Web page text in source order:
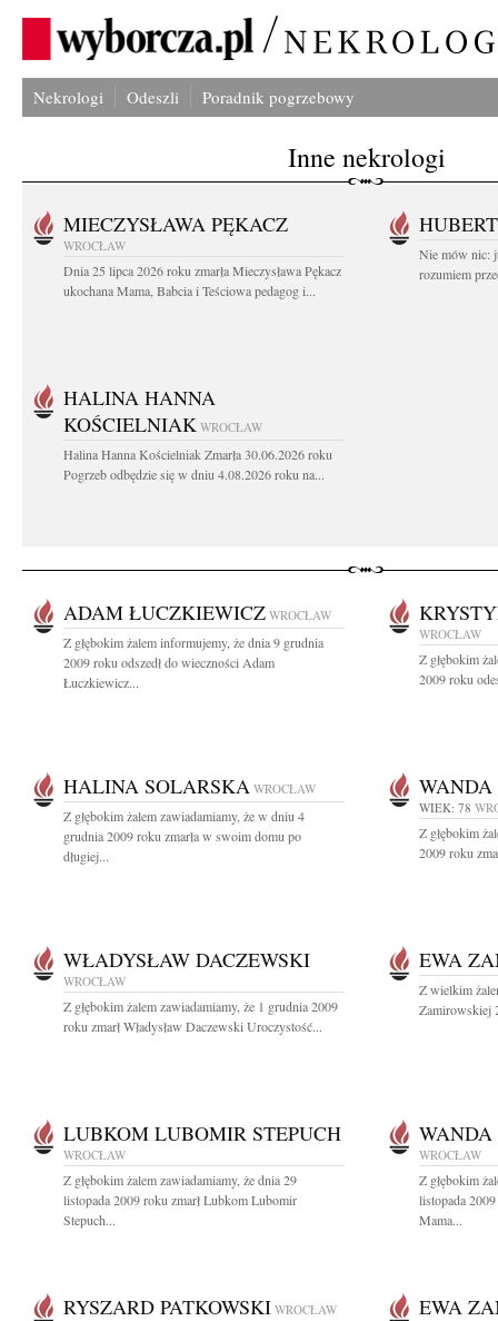
Nekrologi Odeszli Poradnik pogrzebowy
Inne nekrologi
MIECZYSŁAWA PĘKACZ
WROCŁAW
Dnia 25 lipca 2026 roku zmarła Mieczysława Pękacz
ukochana Mama, Babcia i Teściowa pedagog i...
Nie mów nic:
rozumiem
HALINA HANNA
KOŚCIELNIAK WROCŁAW
Halina Hanna Kościelniak Zmarła 30.06.2026 roku
Pogrzeb odbędzie się w dniu 4.08.2026 roku na...
ADAM ŁUCZKIEWICZ WROCŁAW
Z głębokim żalem informujemy, że dnia 9 grudnia
2009 roku odszedł do wieczności Adam
Łuczkiewicz...
WROCŁAW
Z głębokim
2009 roku
HALINA SOLARSKA WROCŁAW
Z głębokim żalem zawiadamiamy, że w dniu 4
grudnia 2009 roku zmarła w swoim domu po
długiej...
WIEK: 78
Z głębokim
2009 roku
WŁADYSŁAW DACZEWSKI
WROCŁAW
Z głębokim żalem zawiadamiamy, że 1 grudnia 2009
roku zmarł Władysław Daczewski Uroczystość...
EWA
Z wielkim
Zamirowskiej
LUBKOM LUBOMIR STEPUCH
WROCŁAW
Z głębokim żalem zawiadamiamy, że dnia 29
listopada 2009 roku zmarł Lubkom Lubomir
Stepuch...
WROCŁAW
Z głębokim
listopada 2009
Mama...
RYSZARD PATKOWSKI WROCŁAW EWA